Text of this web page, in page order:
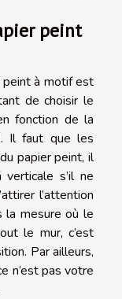
peint
peint à motif est
de choisir le
fonction de la
Il faut que les
papier peint, il
s’il ne
l’attention
la mesure où le
le mur, c’est
Par ailleurs,
n’est pas votre